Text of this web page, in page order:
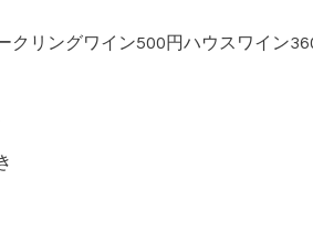
リングワイン500円ハウスワイン